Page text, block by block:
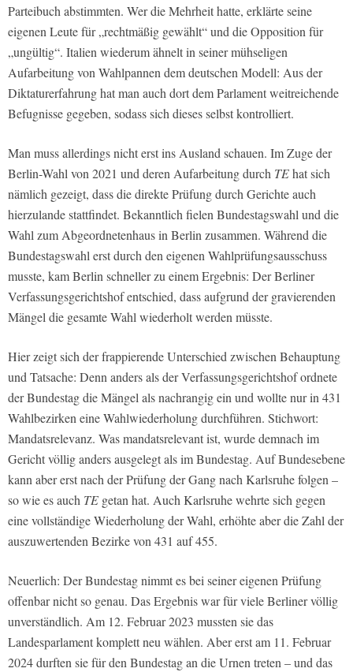
Parteibuch abstimmten. Wer die Mehrheit hatte, erklärte seine
eigenen Leute für „rechtmäßig gewählt“ und die Opposition für
„ungültig“. Italien wiederum ähnelt in seiner mühseligen
Aufarbeitung von Wahlpannen dem deutschen Modell: Aus der
Diktaturerfahrung hat man auch dort dem Parlament weitreichende
Befugnisse gegeben, sodass sich dieses selbst kontrolliert.
Man muss allerdings nicht erst ins Ausland schauen. Im Zuge der
Berlin-Wahl von 2021 und deren Aufarbeitung durch TEhat sich
nämlich gezeigt, dass die direkte Prüfung durch Gerichte auch
hierzulande stattfindet. Bekanntlich fielen Bundestagswahl und die
Wahl zum Abgeordnetenhaus in Berlin zusammen. Während die
Bundestagswahl erst durch den eigenen Wahlprüfungsausschuss
musste, kam Berlin schneller zu einem Ergebnis: Der Berliner
Verfassungsgerichtshof entschied, dass aufgrund der gravierenden
Mängel die gesamte Wahl wiederholt werden müsste.
Hier zeigt sich der frappierende Unterschied zwischen Behauptung
und Tatsache: Denn anders als der Verfassungsgerichtshof ordnete
der Bundestag die Mängel als nachrangig ein und wollte nur in 431
Wahlbezirken eine Wahlwiederholung durchführen. Stichwort:
Mandatsrelevanz. Was mandatsrelevant ist, wurde demnach im
Gericht völlig anders ausgelegt als im Bundestag. Auf Bundesebene
kann aber erst nach der Prüfung der Gang nach Karlsruhe folgen –
so wie es auch TE getan hat. Auch Karlsruhe wehrte sich gegen
eine vollständige Wiederholung der Wahl, erhöhte aber die Zahl der
auszuwertenden Bezirke von 431 auf 455.
Neuerlich: Der Bundestag nimmt es bei seiner eigenen Prüfung
offenbar nicht so genau. Das Ergebnis war für viele Berliner völlig
unverständlich. Am 12. Februar 2023 mussten sie das
Landesparlament komplett neu wählen. Aber erst am 11. Februar
2024 durften sie für den Bundestag an die Urnen treten – und das